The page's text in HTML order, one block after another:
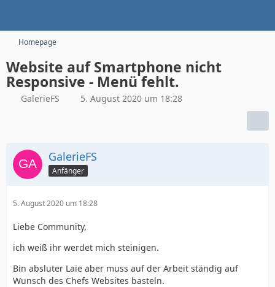
Homepage
Website auf Smartphone nicht
Responsive - Menü fehlt.
GalerieFS 5. August 2020 um 18:28
GalerieFS
Anfänger
5. August 2020 um 18:28
Liebe Community,
ich weiß ihr werdet mich steinigen.
Bin absluter Laie aber muss auf der Arbeit ständig auf
Wunsch des Chefs Websites basteln.